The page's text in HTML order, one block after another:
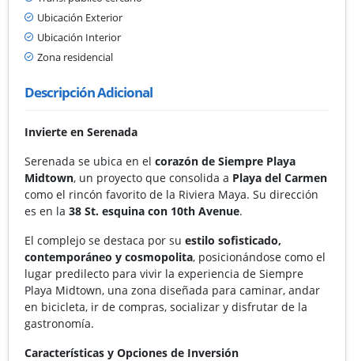
Ubicación Exterior
Ubicación Interior
Zona residencial
Descripción Adicional
Invierte en Serenada
Serenada se ubica en el corazón de Siempre Playa
Midtown, un proyecto que consolida a Playa del Carmen
como el rincón favorito de la Riviera Maya. Su dirección
es en la 38 St. esquina con 10th Avenue.
El complejo se destaca por su estilo sofisticado,
contemporáneo y cosmopolita, posicionándose como el
lugar predilecto para vivir la experiencia de Siempre
Playa Midtown, una zona diseñada para caminar, andar
en bicicleta, ir de compras, socializar y disfrutar de la
gastronomía.
Características y Opciones de Inversión